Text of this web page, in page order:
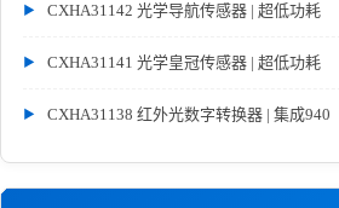
CXHA31142 光学导航传感器 | 超低功耗
CXHA31141 光学皇冠传感器 | 超低功耗
CXHA31138 红外光数字转换器 | 集成940